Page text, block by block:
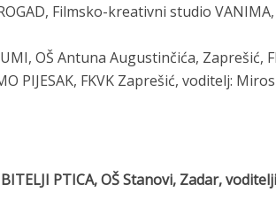
Filmsko-kreativni studio
OŠ Antuna Augustinčića, Zaprešić,
PIJESAK, FKVK Zaprešić, voditelj:
PTICA, OŠ Stanovi, Zadar,